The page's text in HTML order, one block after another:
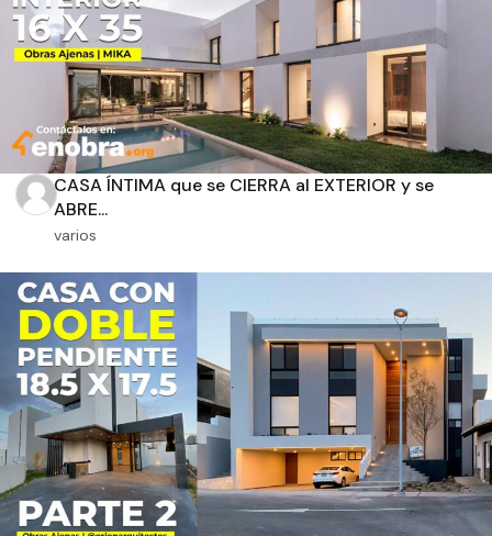
CASA ÍNTIMA que se CIERRA al EXTERIOR y se
ABRE...
varios
Tipo de obra Estado
Recamaras Baños
Dimensiones
m2 de construcción